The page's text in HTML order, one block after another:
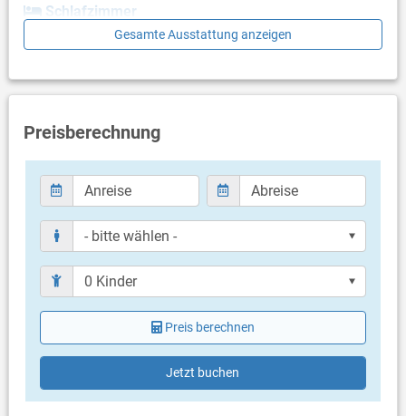
Schlafzimmer
- keine Angaben -
Bad mit WC, Dusche
Balkon & Terrasse
Terrassengröße: 3 m²
Weitere Informationen
Grill vorhanden
Privater Parkplatz auf dem Grundstück
Haustier erlaubt (gegen Gebühr: 8.00 € pro Tag / pro
Haustier)
Heizung
Klimaanlage im Preis inklusive
Bettwäsche vorhanden
Handtücher vorhanden
Internet per WLAN
Gesamte Ausstattung anzeigen
Preisberechnung
Preis berechnen
Jetzt buchen